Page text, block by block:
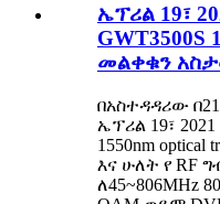
ኤፕሪል 19፣
GWT3500S
መልቀቁን
በአስተዳዳሪው
ኤፕሪል 19፣
1550nm
እና ሁለት የ RF
ለ45~806MHz